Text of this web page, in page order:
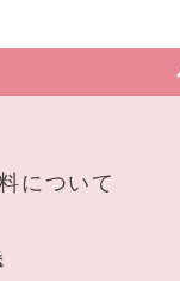
について